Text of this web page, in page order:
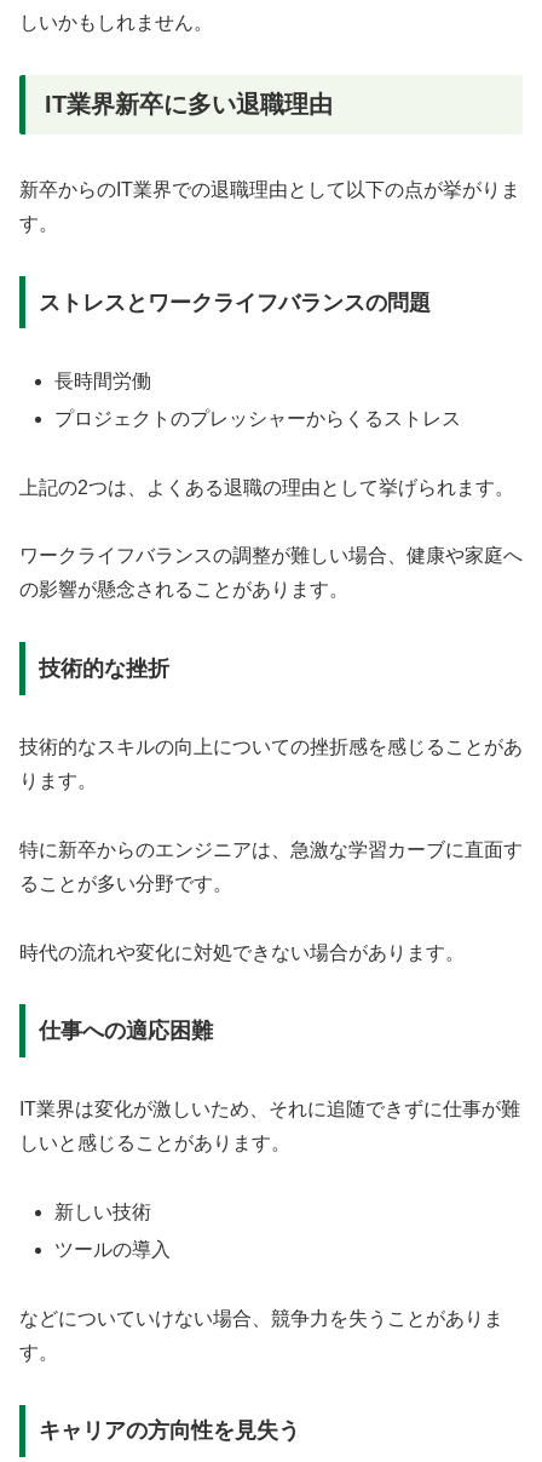
しいかもしれません。
IT業界新卒に多い退職理由
新卒からのIT業界での退職理由として以下の点が挙がりま
す。
ストレスとワークライフバランスの問題
長時間労働
プロジェクトのプレッシャーからくるストレス
上記の2つは、よくある退職の理由として挙げられます。
ワークライフバランスの調整が難しい場合、健康や家庭へ
の影響が懸念されることがあります。
技術的な挫折
技術的なスキルの向上についての挫折感を感じることがあ
ります。
特に新卒からのエンジニアは、急激な学習カーブに直面す
ることが多い分野です。
時代の流れや変化に対処できない場合があります。
仕事への適応困難
IT業界は変化が激しいため、それに追随できずに仕事が難
しいと感じることがあります。
新しい技術
ツールの導入
などについていけない場合、競争力を失うことがありま
す。
キャリアの方向性を見失う